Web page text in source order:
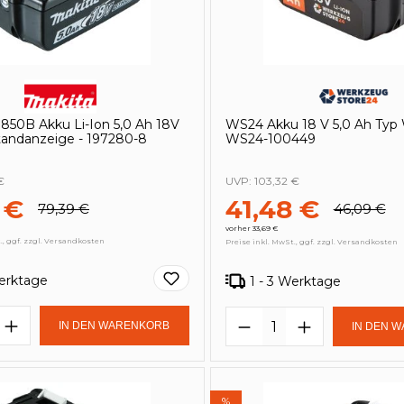
Akku Li-Ion 5,0 Ah 18V
- 197280-8
€ 79,39 €
ggf. zzgl. Versandkosten
Anzahl: Gib den gewünschten
IN DEN WARENKORB
WS24 Akku 18 V 5,0 Ah Typ
WS24-100449
41,48 € 46,09 €
vorher 33,69 €
UVP: 103,32 €
Preise inkl. MwSt., ggf. zzgl. Versandkosten
1 - 3 Werktage
Produkt IN DEN
%